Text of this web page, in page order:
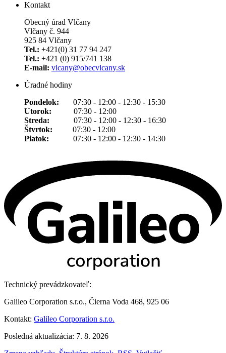
Kontakt
Obecný úrad Vlčany
Vlčany č. 944
925 84 Vlčany
Tel.: +421(0) 31 77 94 247
Tel.: +421 (0) 915/741 138
E-mail: vlcany@obecvlcany.sk
Úradné hodiny
Pondelok: 07:30 - 12:00 - 12:30 - 15:30
Utorok: 07:30 - 12:00
Streda: 07:30 - 12:00 - 12:30 - 16:30
Štvrtok: 07:30 - 12:00
Piatok: 07:30 - 12:00 - 12:30 - 14:30
Technický prevádzkovateľ:
Galileo Corporation s.r.o., Čierna Voda 468, 925 06
Kontakt: Galileo Corporation s.r.o.
Posledná aktualizácia: 7. 8. 2026